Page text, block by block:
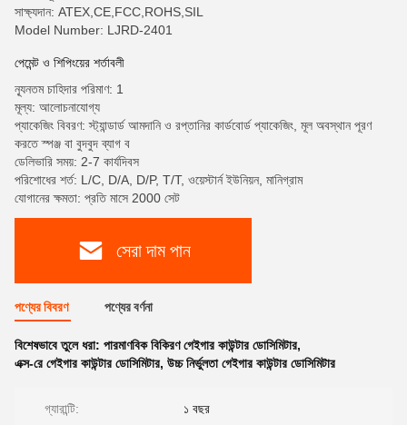
সাক্ষ্যদান: ATEX,CE,FCC,ROHS,SIL
Model Number: LJRD-2401
পেমেন্ট ও শিপিংয়ের শর্তাবলী
ন্যূনতম চাহিদার পরিমাণ: 1
মূল্য: আলোচনাযোগ্য
প্যাকেজিং বিবরণ: স্ট্যান্ডার্ড আমদানি ও রপ্তানির কার্ডবোর্ড প্যাকেজিং, মূল অবস্থান পূরণ
করতে স্পঞ্জ বা বুদবুদ ব্যাগ ব
ডেলিভারি সময়: 2-7 কার্যদিবস
পরিশোধের শর্ত: L/C, D/A, D/P, T/T, ওয়েস্টার্ন ইউনিয়ন, মানিগ্রাম
যোগানের ক্ষমতা: প্রতি মাসে 2000 সেট
সেরা দাম পান
পণ্যের বিবরণ পণ্যের বর্ণনা
বিশেষভাবে তুলে ধরা: পারমাণবিক বিকিরণ গেইগার কাউন্টার ডোসিমিটার,
এক্স-রে গেইগার কাউন্টার ডোসিমিটার, উচ্চ নির্ভুলতা গেইগার কাউন্টার ডোসিমিটার
গ্যারান্টি: ১ বছর